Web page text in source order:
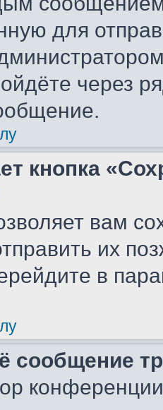
для
через
кнопка
вам
их
в
сообщение